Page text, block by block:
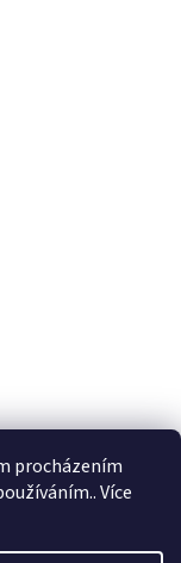
procházením
Více